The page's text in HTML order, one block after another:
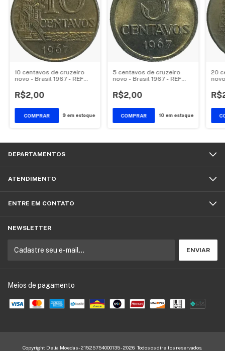
10 centavos de cruzeiro
novo - Brasil 1967 - REF
R$2,00
COMPRAR 9 em estoque
5 centavos de cruzeiro
novo - Brasil 1967 - REF
R$2,00
COMPRAR 10 em estoque
20
DEPARTAMENTOS
ATENDIMENTO
ENTRE EM CONTATO
NEWSLETTER
Meios de pagamento
Copyright Delia Moedas - 21525754000135 - 2026. Todos os direitos reservados.